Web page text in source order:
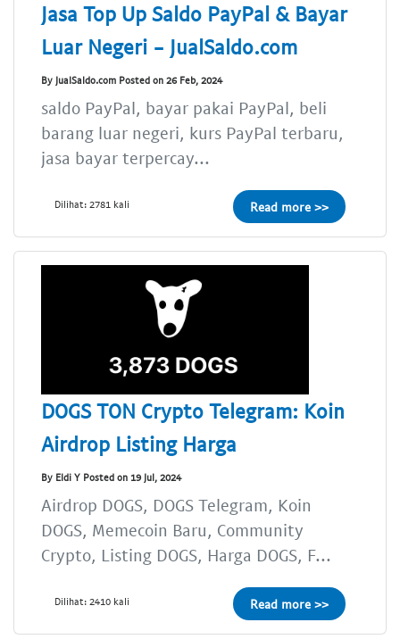
Jasa Top Up Saldo PayPal & Bayar
Luar Negeri - JualSaldo.com
By JualSaldo.com Posted on 26 Feb, 2024
saldo PayPal, bayar pakai PayPal, beli
barang luar negeri, kurs PayPal terbaru,
jasa bayar terpercay...
Dilihat: 2781 kali Read more >>
DOGS TON Crypto Telegram: Koin
Airdrop Listing Harga
By Eldi Y Posted on 19 Jul, 2024
Airdrop DOGS, DOGS Telegram, Koin
DOGS, Memecoin Baru, Community
Crypto, Listing DOGS, Harga DOGS, F...
Dilihat: 2410 kali Read more >>